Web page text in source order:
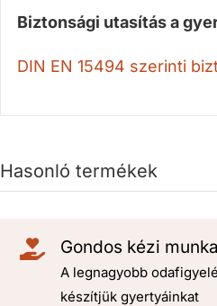
Biztonsági utasítás a
DIN EN 15494 szerinti
Hasonló termékek
Gondos kézi munka
A legnagyobb
készítjük gyertyáinkat